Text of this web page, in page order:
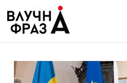
содержимому
Гроші